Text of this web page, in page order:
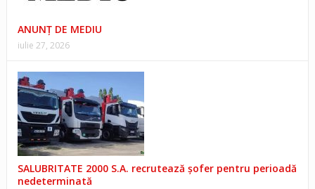
ANUNŢ DE MEDIU
iulie 27, 2026
SALUBRITATE 2000 S.A. recrutează șofer pentru perioadă
nedeterminată